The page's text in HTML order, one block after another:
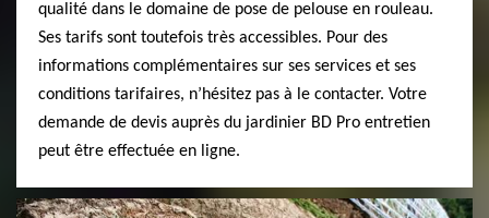
qualité dans le domaine de pose de pelouse en rouleau.
Ses tarifs sont toutefois très accessibles. Pour des
informations complémentaires sur ses services et ses
conditions tarifaires, n’hésitez pas à le contacter. Votre
demande de devis auprès du jardinier BD Pro entretien
peut être effectuée en ligne.